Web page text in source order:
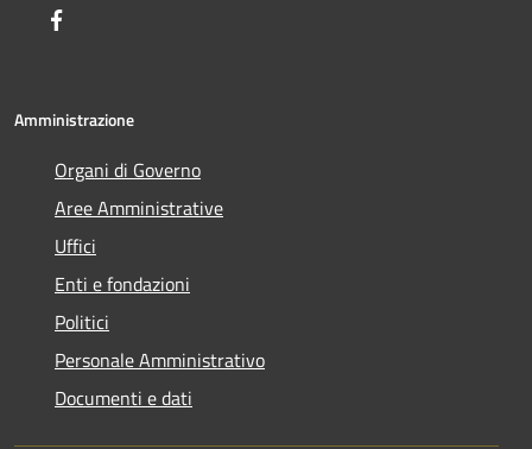
Amministrazione
Organi di Governo
Aree Amministrative
Uffici
Enti e fondazioni
Politici
Personale Amministrativo
Documenti e dati